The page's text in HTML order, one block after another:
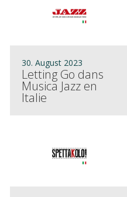
30. August 2023
Letting Go dans
Musica Jazz en
Italie